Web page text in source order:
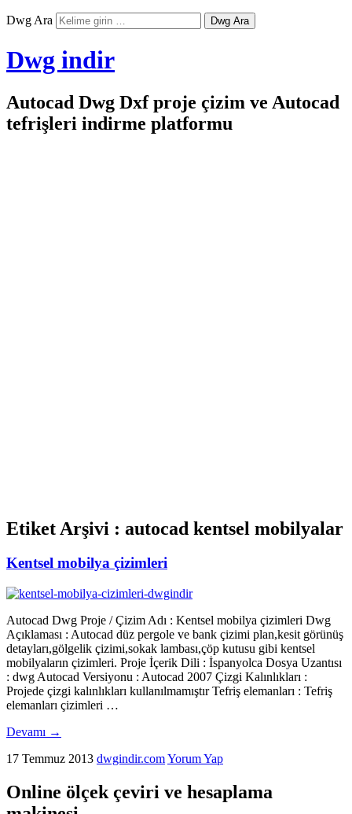
Dwg Ara
Dwg indir
Autocad Dwg Dxf proje çizim ve Autocad
tefrişleri indirme platformu
Etiket Arşivi : autocad kentsel mobilyalar
Kentsel mobilya çizimleri
Autocad Dwg Proje / Çizim Adı : Kentsel mobilya çizimleri Dwg
Açıklaması : Autocad düz pergole ve bank çizimi plan,kesit görünüş
detayları,gölgelik çizimi,sokak lambası,çöp kutusu gibi kentsel
mobilyaların çizimleri. Proje İçerik Dili : İspanyolca Dosya Uzantısı
: dwg Autocad Versiyonu : Autocad 2007 Çizgi Kalınlıkları :
Projede çizgi kalınlıkları kullanılmamıştır Tefriş elemanları : Tefriş
elemanları çizimleri …
Devamı →
17 Temmuz 2013 dwgindir.comYorum Yap
Online ölçek çeviri ve hesaplama